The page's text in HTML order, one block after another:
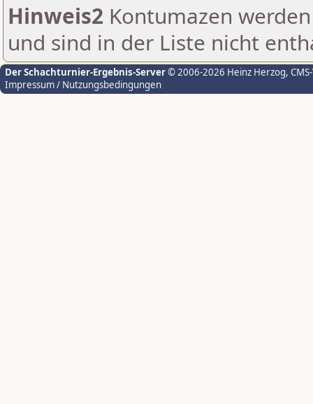
Hinweis2 Kontumazen
und sind in der Liste nicht
Der Schachturnier-Ergebnis-Server© 2006-2026 Heinz Herzog,
Impressum / Nutzungsbedingungen